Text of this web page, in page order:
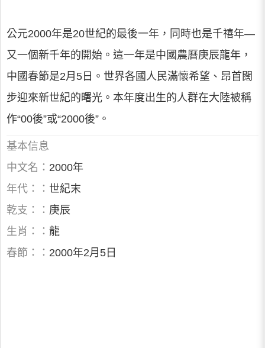
公元2000年是20世紀的最後一年，同時也是千禧年—
又一個新千年的開始。這一年是中國農曆庚辰龍年，
中國春節是2月5日。世界各國人民滿懷希望、昂首闊
步迎來新世紀的曙光。本年度出生的人群在大陸被稱
作“00後”或“2000後”。
基本信息
中文名： 2000年
年代：： 世紀末
乾支：： 庚辰
生肖：： 龍
春節：： 2000年2月5日